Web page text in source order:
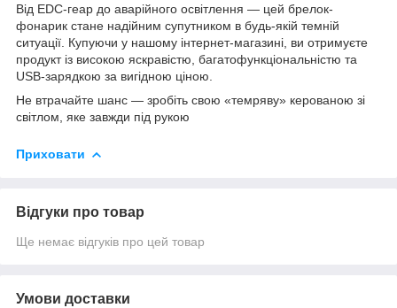
Від EDC-геар до аварійного освітлення — цей брелок-
фонарик стане надійним супутником в будь-якій темній
ситуації. Купуючи у нашому інтернет-магазині, ви отримуєте
продукт із високою яскравістю, багатофункціональністю та
USB-зарядкою за вигідною ціною.
Не втрачайте шанс — зробіть свою «темряву» керованою зі
світлом, яке завжди під рукою
Приховати
Відгуки про товар
Ще немає відгуків про цей товар
Умови доставки